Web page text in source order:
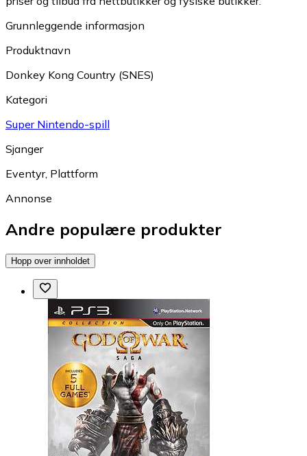
Grunnleggende informasjon
Produktnavn
Donkey Kong Country (SNES)
Kategori
Super Nintendo-spill
Sjanger
Eventyr, Plattform
Annonse
Andre populære produkter
Hopp over innholdet